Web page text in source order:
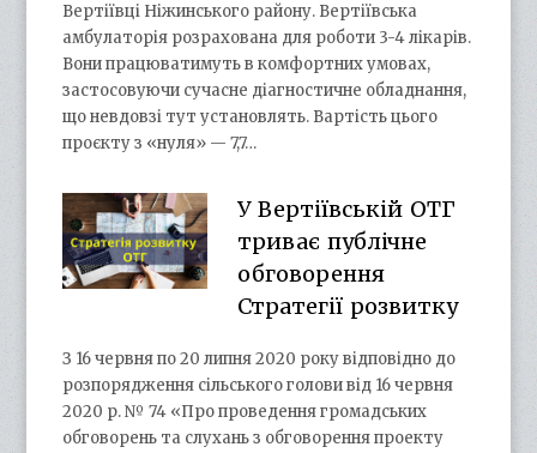
Вертіївці Ніжинського району. Вертіївська
амбулаторія розрахована для роботи 3-4 лікарів.
Вони працюватимуть в комфортних умовах,
застосовуючи сучасне діагностичне обладнання,
що невдовзі тут установлять. Вартість цього
проєкту з «нуля» — 7,7…
У Вертіївській ОТГ
триває публічне
обговорення
Стратегії розвитку
З 16 червня по 20 липня 2020 року відповідно до
розпорядження сільського голови від 16 червня
2020 р. № 74 «Про проведення громадських
обговорень та слухань з обговорення проекту